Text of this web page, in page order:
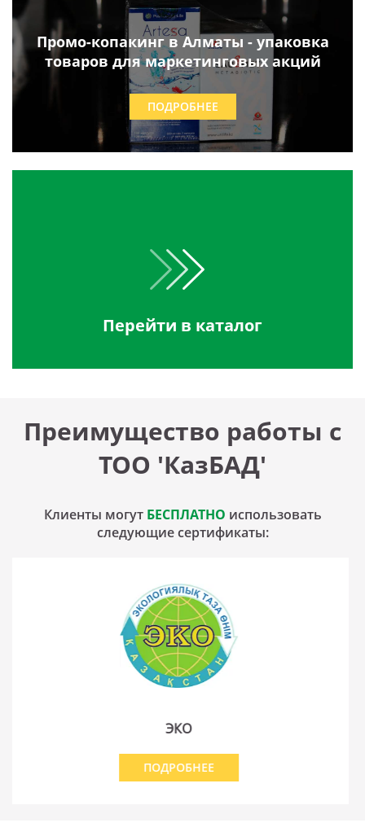
Промо-копакинг в Алматы - упаковка
товаров для маркетинговых акций
ПОДРОБНЕЕ
Перейти в каталог
Преимущество работы с
ТОО 'КазБАД'
Клиенты могут БЕСПЛАТНО использовать
следующие сертификаты:
GMP
ПОДРОБНЕЕ